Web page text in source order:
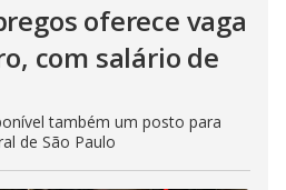
oferece vaga
com salário de
também um posto para
de São Paulo